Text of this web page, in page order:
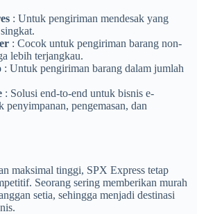
: Untuk pengiriman mendesak yang
: Cocok untuk pengiriman barang non-
lebih terjangkau.
: Untuk pengiriman barang dalam jumlah
: Solusi end-to-end untuk bisnis e-
penyimpanan, pengemasan, dan
maksimal tinggi, SPX Express tetap
Seorang sering memberikan murah
setia, sehingga menjadi destinasi